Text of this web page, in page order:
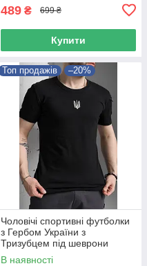
489 ₴ 699 ₴
Купити
Топ продажів –20%
Чоловічі спортивні футболки
з Гербом України з
Тризубцем під шеврони
чорна
В наявності